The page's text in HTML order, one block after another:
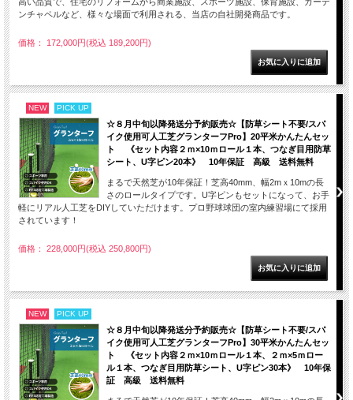
ンチャペルなど、様々な場面で利用される、当店の自社開発商品です。
価格： 172,000円(税込 189,200円)
NEW PICK UP
☆８月中旬以降発送分予約販売☆【防草シート不要/スパ
イク使用可人工芝グランターフPro】20平米かんたんセッ
ト 《セット内容２ｍ×10ｍロール１本、つなぎ目用防草
シート、U字ピン20本》 10年保証 高級 送料無料
まるで天然芝が10年保証！芝高40mm、幅2mｘ10mの長
さのロールタイプです。U字ピンもセットになって、お手
軽にリアル人工芝をDIYしていただけます。プロ野球球団の室内練習場にて採用
されています！
価格： 228,000円(税込 250,800円)
NEW PICK UP
☆８月中旬以降発送分予約販売☆【防草シート不要/スパ
イク使用可人工芝グランターフPro】30平米かんたんセッ
ト 《セット内容２ｍ×10ｍロール１本、２ｍ×5ｍロー
ル１本、つなぎ目用防草シート、U字ピン30本》 10年保
証 高級 送料無料